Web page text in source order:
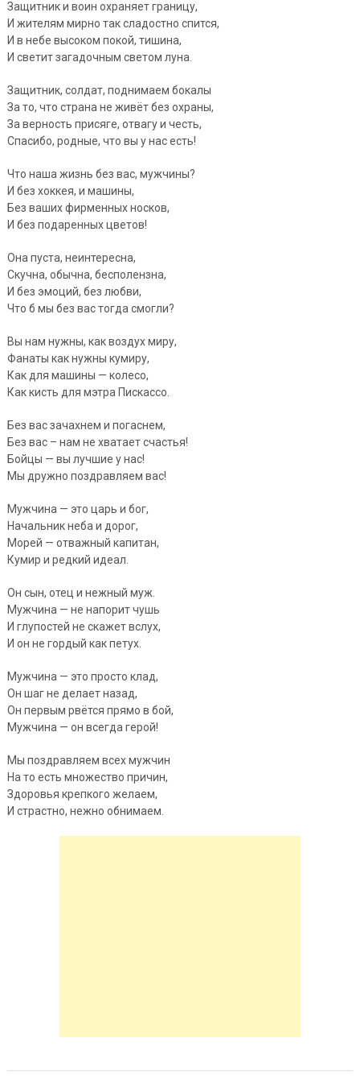
Защитник и воин охраняет границу,
И жителям мирно так сладостно спится,
И в небе высоком покой, тишина,
И светит загадочным светом луна.
Защитник, солдат, поднимаем бокалы
За то, что страна не живёт без охраны,
За верность присяге, отвагу и честь,
Спасибо, родные, что вы у нас есть!
Что наша жизнь без вас, мужчины?
И без хоккея, и машины,
Без ваших фирменных носков,
И без подаренных цветов!
Она пуста, неинтересна,
Скучна, обычна, бесполензна,
И без эмоций, без любви,
Что б мы без вас тогда смогли?
Вы нам нужны, как воздух миру,
Фанаты как нужны кумиру,
Как для машины — колесо,
Как кисть для мэтра Пискассо.
Без вас зачахнем и погаснем,
Без вас – нам не хватает счастья!
Бойцы — вы лучшие у нас!
Мы дружно поздравляем вас!
Мужчина — это царь и бог,
Начальник неба и дорог,
Морей — отважный капитан,
Кумир и редкий идеал.
Он сын, отец и нежный муж.
Мужчина — не напорит чушь
И глупостей не скажет вслух,
И он не гордый как петух.
Мужчина — это просто клад,
Он шаг не делает назад,
Он первым рвётся прямо в бой,
Мужчина — он всегда герой!
Мы поздравляем всех мужчин
На то есть множество причин,
Здоровья крепкого желаем,
И страстно, нежно обнимаем.